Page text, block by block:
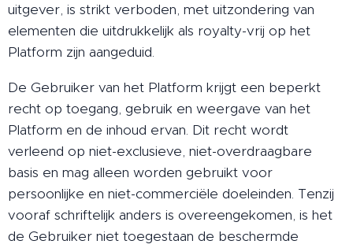
uitgever, is strikt verboden, met uitzondering van
elementen die uitdrukkelijk als royalty-vrij op het
Platform zijn aangeduid.
De Gebruiker van het Platform krijgt een beperkt
recht op toegang, gebruik en weergave van het
Platform en de inhoud ervan. Dit recht wordt
verleend op niet-exclusieve, niet-overdraagbare
basis en mag alleen worden gebruikt voor
persoonlijke en niet-commerciële doeleinden. Tenzij
vooraf schriftelijk anders is overeengekomen, is het
de Gebruiker niet toegestaan de beschermde